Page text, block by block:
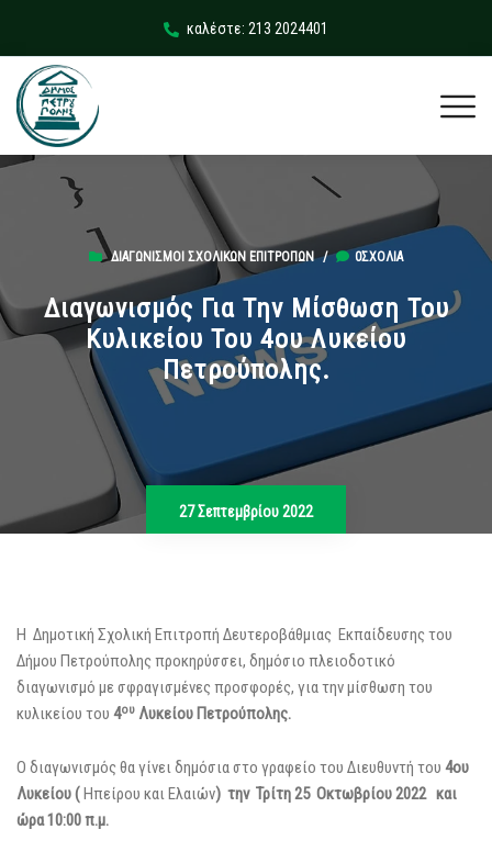
καλέστε: 213 2024401
ΔΙΑΓΩΝΙΣΜΟΊ ΣΧΟΛΙΚΏΝ ΕΠΙΤΡΟΠΏΝ/ 0ΣΧΌΛΙΑ
Διαγωνισμός Για Την Μίσθωση Του
Κυλικείου Του 4ου Λυκείου
Πετρούπολης.
27 Σεπτεμβρίου 2022
Η Δημοτική Σχολική Επιτροπή Δευτεροβάθμιας Εκπαίδευσης του
Δήμου Πετρούπολης προκηρύσσει, δημόσιο πλειοδοτικό
διαγωνισμό με σφραγισμένες προσφορές, για την μίσθωση του
κυλικείου του 4ου Λυκείου Πετρούπολης.
Ο διαγωνισμός θα γίνει δημόσια στο γραφείο του Διευθυντή του 4ου
Λυκείου (Ηπείρου και Ελαιών) την Τρίτη 25 Οκτωβρίου 2022 και
ώρα 10:00 π.μ.